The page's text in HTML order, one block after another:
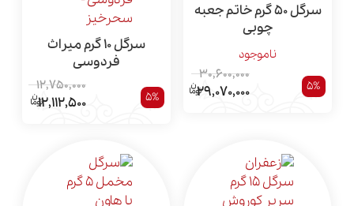
سرگل 50 گرم خاتم جعبه
چوبی
ناموجود
5%
30,600,000
29,070,000
سرگل 10 گرم میراث
فردوسی
5%
12,750,000
12,112,500